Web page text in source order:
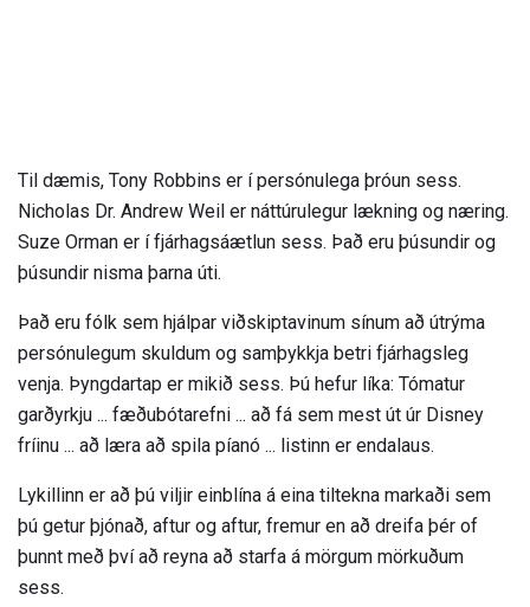
Til dæmis, Tony Robbins er í persónulega þróun sess.
Nicholas Dr. Andrew Weil er náttúrulegur lækning og næring.
Suze Orman er í fjárhagsáætlun sess. Það eru þúsundir og
þúsundir nisma þarna úti.
Það eru fólk sem hjálpar viðskiptavinum sínum að útrýma
persónulegum skuldum og samþykkja betri fjárhagsleg
venja. Þyngdartap er mikið sess. Þú hefur líka: Tómatur
garðyrkju ... fæðubótarefni ... að fá sem mest út úr Disney
fríinu ... að læra að spila píanó ... listinn er endalaus.
Lykillinn er að þú viljir einblína á eina tiltekna markaði sem
þú getur þjónað, aftur og aftur, fremur en að dreifa þér of
þunnt með því að reyna að starfa á mörgum mörkuðum
sess.